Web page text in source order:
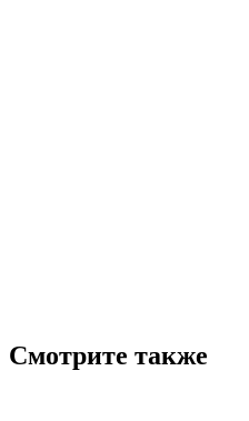
Смотрите также